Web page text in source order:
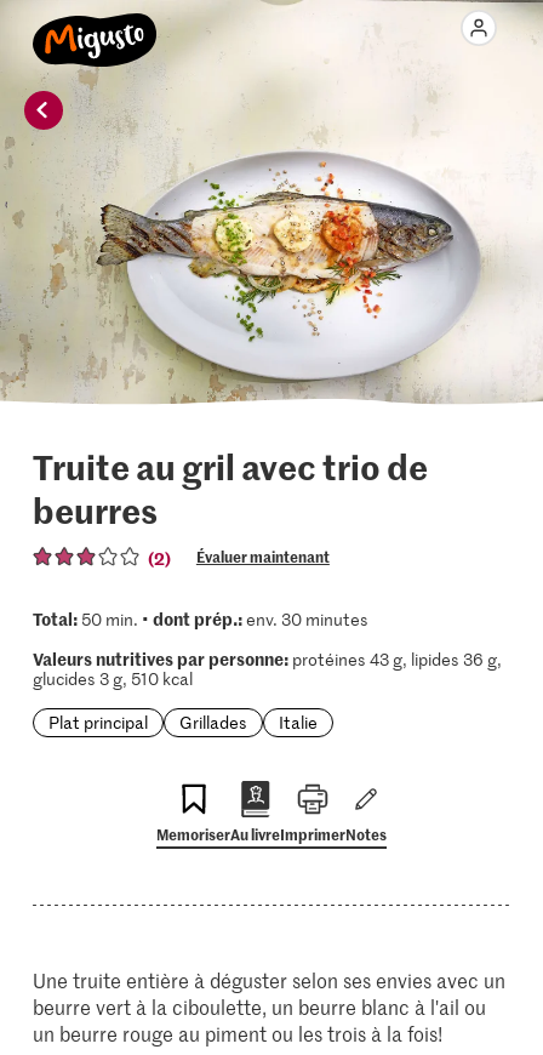
Truite au gril avec trio de
beurres
(2) Évaluer maintenant
Total:50 min. • dont prép.:env. 30 minutes
Valeurs nutritives par personne:protéines 43 g, lipides 36 g,
glucides 3 g, 510 kcal
Plat principal
Grillades Italie
MemoriserAu livreImprimerNotes
Une truite entière à déguster selon ses envies avec un
beurre vert à la ciboulette, un beurre blanc à l'ail ou
un beurre rouge au piment ou les trois à la fois!